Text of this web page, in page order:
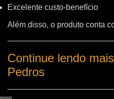
Excelente custo-benefício
Além disso, o produto conta
Continue lendo
Pedros